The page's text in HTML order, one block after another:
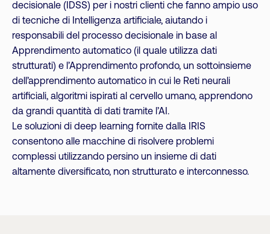
decisionale (IDSS) per i nostri clienti che fanno ampio uso
di tecniche di Intelligenza artificiale, aiutando i
responsabili del processo decisionale in base al
Apprendimento automatico (il quale utilizza dati
strutturati) e l’Apprendimento profondo, un sottoinsieme
dell’apprendimento automatico in cui le Reti neurali
artificiali, algoritmi ispirati al cervello umano, apprendono
da grandi quantità di dati tramite l’AI.
Le soluzioni di deep learning fornite dalla IRIS
consentono alle macchine di risolvere problemi
complessi utilizzando persino un insieme di dati
altamente diversificato, non strutturato e interconnesso.